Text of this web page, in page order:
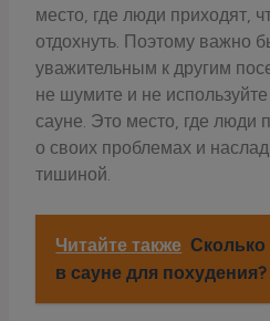
место, где люди приходят,
отдохнуть. Поэтому важно
уважительным к другим
не шумите и не
сауне. Это место, где люди
о своих проблемах и
тишиной.
Читайте также Сколько
в сауне для похудения?